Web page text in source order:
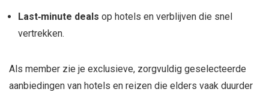
Last‑minute deals op hotels en verblijven die snel
vertrekken.
Als member zie je exclusieve, zorgvuldig geselecteerde
aanbiedingen van hotels en reizen die elders vaak duurder